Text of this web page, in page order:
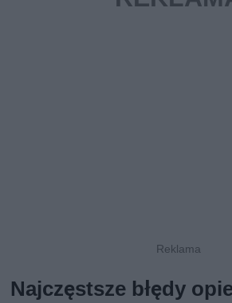
Najczęstsze błędy